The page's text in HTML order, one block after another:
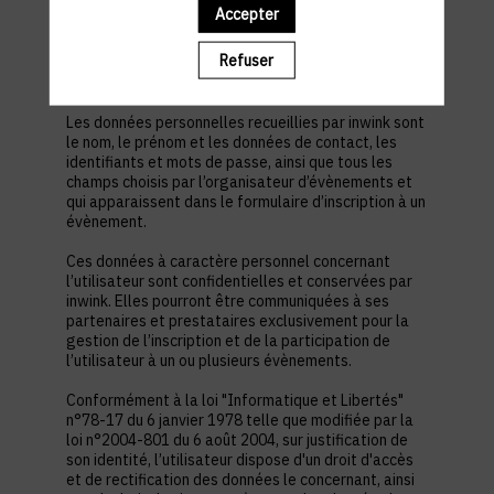
s’inscrire à un évènement, d’accéder au site d’un
évènement, et de consulter les informations
relatives à l’organisation pratique et logistique d’un
Les données personnelles recueillies par inwink sont
le nom, le prénom et les données de contact, les
identifiants et mots de passe, ainsi que tous les
champs choisis par l’organisateur d’évènements et
qui apparaissent dans le formulaire d’inscription à un
évènement.
Ces données à caractère personnel concernant
l’utilisateur sont confidentielles et conservées par
inwink. Elles pourront être communiquées à ses
partenaires et prestataires exclusivement pour la
gestion de l’inscription et de la participation de
l’utilisateur à un ou plusieurs évènements.
Conformément à la loi "Informatique et Libertés"
n°78-17 du 6 janvier 1978 telle que modifiée par la
loi n°2004-801 du 6 août 2004, sur justification de
son identité, l’utilisateur dispose d'un droit d'accès
et de rectification des données le concernant, ainsi
Accepter
Refuser